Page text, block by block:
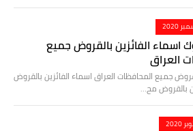
اسماء الفائزين بالقروض جميع
العراق
جميع المحافظات العراق اسماء الفائزين بالقروض
بالقروض مح…